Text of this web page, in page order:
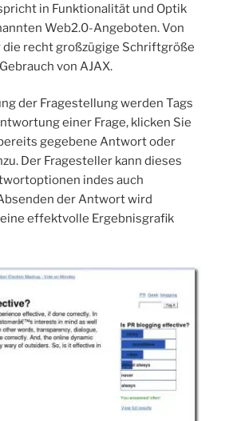
in Funktionalität und Optik
Web2.0-Angeboten. Von
die recht großzügige Schriftgröße
von AJAX.
der Fragestellung werden Tags
einer Frage, klicken Sie
gegebene Antwort oder
Der Fragesteller kann dieses
indes auch
der Antwort wird
effektvolle Ergebnisgrafik